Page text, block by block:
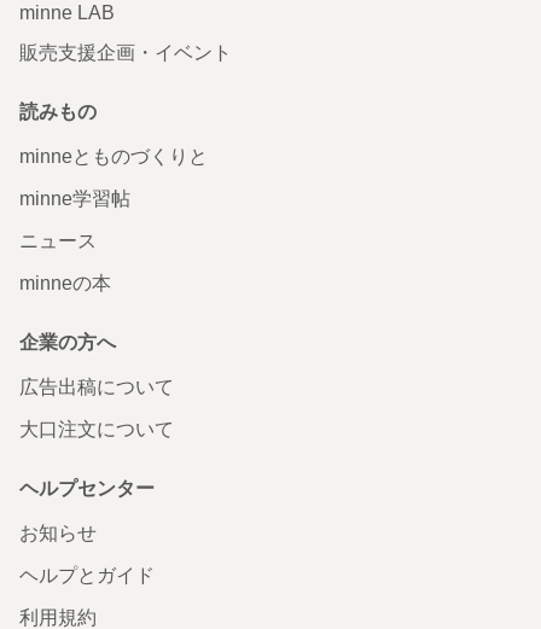
minne LAB
販売支援企画・イベント
読みもの
minneとものづくりと
minne学習帖
ニュース
minneの本
企業の方へ
広告出稿について
大口注文について
ヘルプセンター
お知らせ
ヘルプとガイド
利用規約